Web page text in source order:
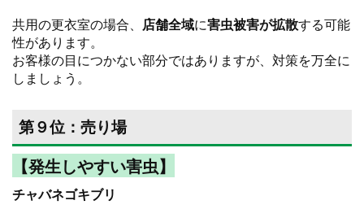
共用の更衣室の場合、 店舗全域に害虫被害が拡散する可能
性があります。
お客様の目につかない部分ではありますが、対策を万全に
しましょう。
第９位：売り場
【発生しやすい害虫】
チャバネゴキブリ